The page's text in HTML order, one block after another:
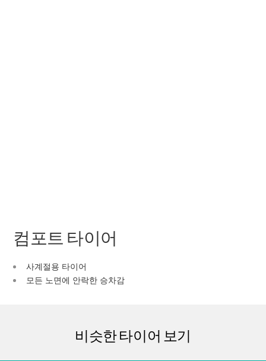
컴포트 타이어
사계절용 타이어
모든 노면에 안락한 승차감
비슷한 타이어 보기